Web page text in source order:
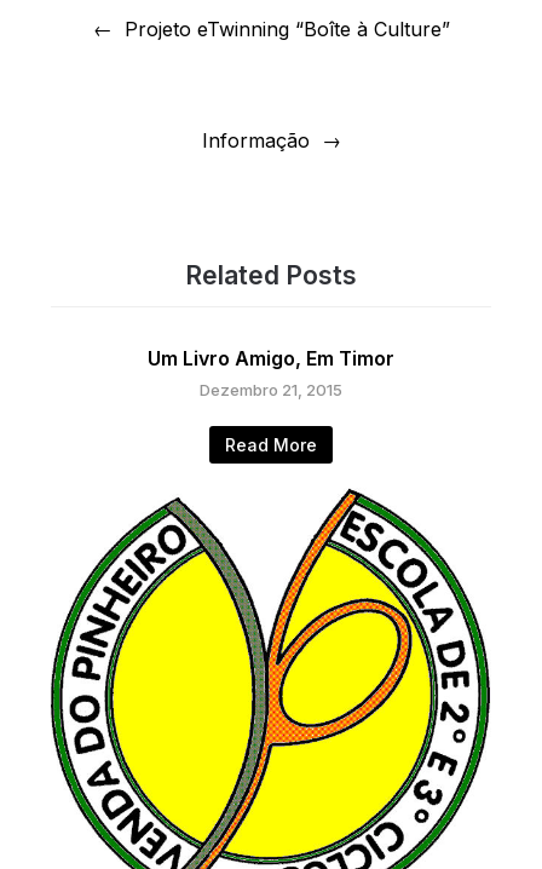
Projeto eTwinning “Boîte à Culture”
Informação
Related Posts
Um Livro Amigo, Em Timor
Dezembro 21, 2015
Read More